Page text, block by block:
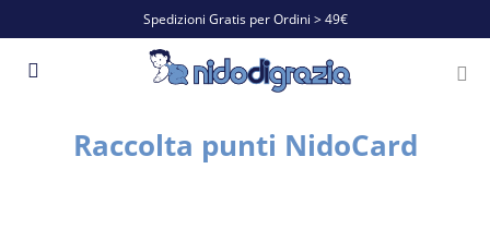
Spedizioni Gratis per Ordini > 49€
Raccolta punti NidoCard